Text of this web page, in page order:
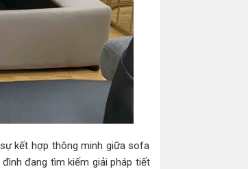
kết hợp thông minh giữa sofa
đang tìm kiếm giải pháp tiết